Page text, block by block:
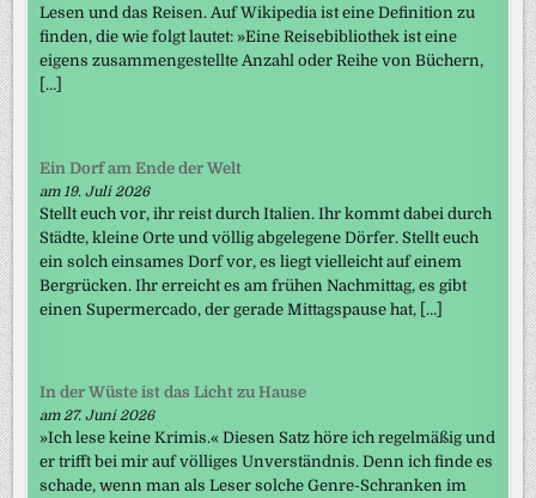
Lesen und das Reisen. Auf Wikipedia ist eine Definition zu
finden, die wie folgt lautet: »Eine Reisebibliothek ist eine
eigens zusammengestellte Anzahl oder Reihe von Büchern,
[…]
Ein Dorf am Ende der Welt
am 19. Juli 2026
Stellt euch vor, ihr reist durch Italien. Ihr kommt dabei durch
Städte, kleine Orte und völlig abgelegene Dörfer. Stellt euch
ein solch einsames Dorf vor, es liegt vielleicht auf einem
Bergrücken. Ihr erreicht es am frühen Nachmittag, es gibt
einen Supermercado, der gerade Mittagspause hat, […]
In der Wüste ist das Licht zu Hause
am 27. Juni 2026
»Ich lese keine Krimis.« Diesen Satz höre ich regelmäßig und
er trifft bei mir auf völliges Unverständnis. Denn ich finde es
schade, wenn man als Leser solche Genre-Schranken im